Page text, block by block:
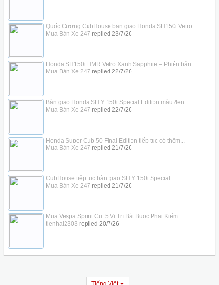
Quốc Cường CubHouse bàn giao Honda SH150i Vetro...
Mua Bán Xe 247 replied 23/7/26
Honda SH150i HMR Vetro Xanh Sapphire – Phiên bản...
Mua Bán Xe 247 replied 22/7/26
Bàn giao Honda SH Ý 150i Special Edition màu đen...
Mua Bán Xe 247 replied 22/7/26
Honda Super Cub 50 Final Edition tiếp tục có thêm...
Mua Bán Xe 247 replied 21/7/26
CubHouse tiếp tục bàn giao SH Ý 150i Special...
Mua Bán Xe 247 replied 21/7/26
Mua Vespa Sprint Cũ: 5 Vị Trí Bắt Buộc Phải Kiểm...
tienhai2303 replied 20/7/26
Tiếng Việt